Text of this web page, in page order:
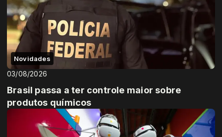
Novidades
03/08/2026
Brasil passa a ter controle maior sobre
produtos químicos